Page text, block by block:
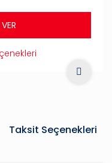
Taksit Seçenekleri